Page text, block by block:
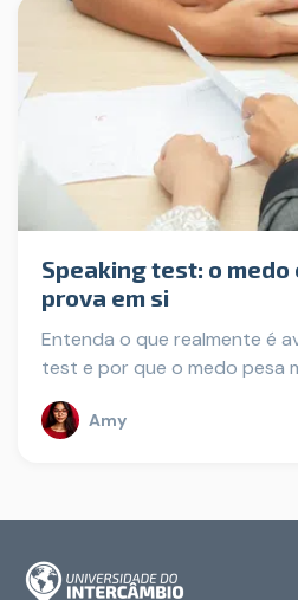
Speaking test: o medo
prova em si
Entenda o que realmente é
test e por que o medo pesa
Amy